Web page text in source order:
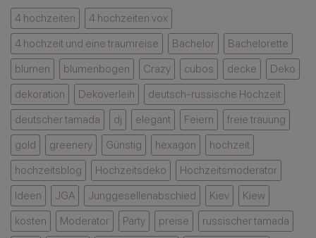
bleibt
mit
Stil
Kirschbäume
–
eine
besondere
Kombination
4 hochzeiten
4 hochzeiten vox
4 hochzeit und eine traumreise
Bachelor
Bachelorette
blumen
blumenbogen Crazy cubos decke
Deko
dekoration
Dekoverleih
deutsch-russische Hochzeit
deutscher tamada
dj elegant Feiern
freie trauung
gold
greenery Günstig hexagon
hochzeit
hochzeitsblog
Hochzeitsdeko
Hochzeitsmoderator
Ideen
JGA Junggesellenabschied Kiev
Kiew
kosten
Moderator Party preise
russischer tamada